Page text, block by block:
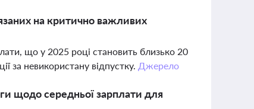
на критично важливих
що у 2025 році становить близько 20
за невикористану відпустку. Джерело
щодо середньої зарплати для